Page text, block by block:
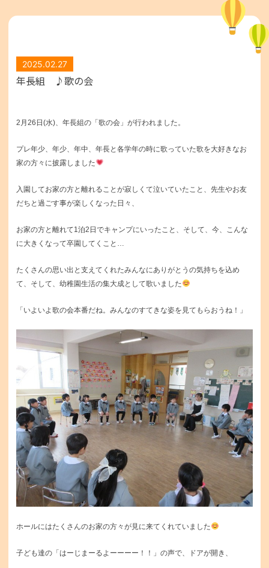
2025.02.27
年長組 ♪歌の会
2月26日(水)、年長組の「歌の会」が行われました。
プレ年少、年少、年中、年長と各学年の時に歌っていた歌を大好きなお
家の方々に披露しました
入園してお家の方と離れることが寂しくて泣いていたこと、先生やお友
だちと過ごす事が楽しくなった日々、
お家の方と離れて1泊2日でキャンプにいったこと、そして、今、こんな
に大きくなって卒園してくこと…
たくさんの思い出と支えてくれたみんなにありがとうの気持ちを込め
て、そして、幼稚園生活の集大成として歌いました
「いよいよ歌の会本番だね。みんなのすてきな姿を見てもらおうね！」
ホールにはたくさんのお家の方々が見に来てくれていました
子ども達の「はーじまーるよーーーー！！」の声で、ドアが開き、